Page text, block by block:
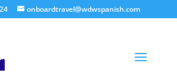
onboardtravel@wdwspanish.com
DE COOKIES